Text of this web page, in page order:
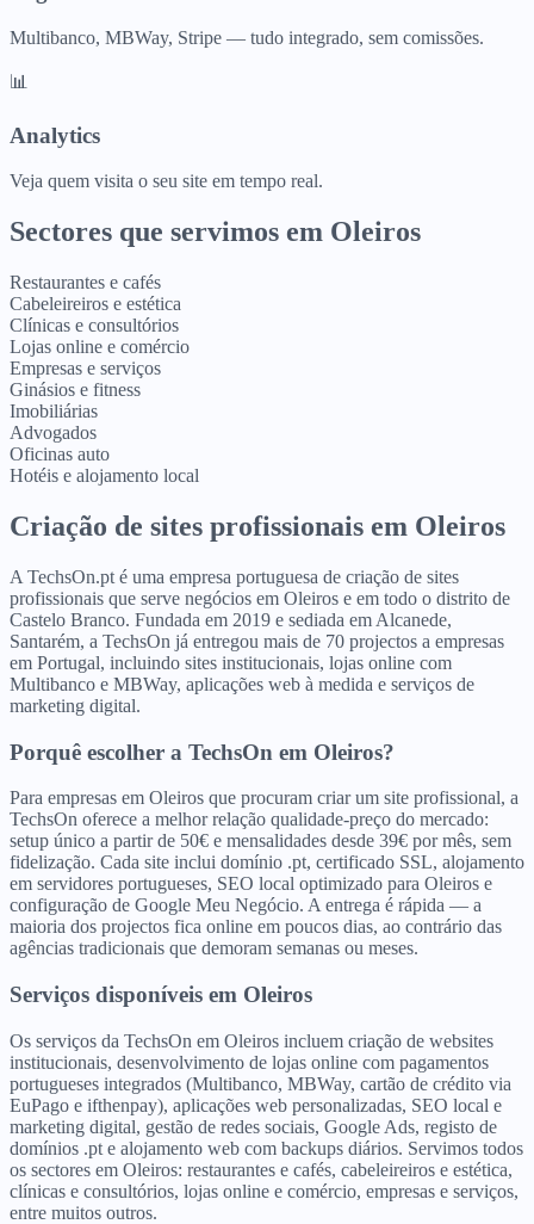
Multibanco, MBWay, Stripe — tudo integrado, sem comissões.
📊
Analytics
Veja quem visita o seu site em tempo real.
Sectores que servimos em Oleiros
Restaurantes e cafés
Cabeleireiros e estética
Clínicas e consultórios
Lojas online e comércio
Empresas e serviços
Ginásios e fitness
Imobiliárias
Advogados
Oficinas auto
Hotéis e alojamento local
Criação de sites profissionais em Oleiros
A TechsOn.pt é uma empresa portuguesa de criação de sites
profissionais que serve negócios em Oleiros e em todo o distrito de
Castelo Branco. Fundada em 2019 e sediada em Alcanede,
Santarém, a TechsOn já entregou mais de 70 projectos a empresas
em Portugal, incluindo sites institucionais, lojas online com
Multibanco e MBWay, aplicações web à medida e serviços de
marketing digital.
Porquê escolher a TechsOn em Oleiros?
Para empresas em Oleiros que procuram criar um site profissional, a
TechsOn oferece a melhor relação qualidade-preço do mercado:
setup único a partir de 50€ e mensalidades desde 39€ por mês, sem
fidelização. Cada site inclui domínio .pt, certificado SSL, alojamento
em servidores portugueses, SEO local optimizado para Oleiros e
configuração de Google Meu Negócio. A entrega é rápida — a
maioria dos projectos fica online em poucos dias, ao contrário das
agências tradicionais que demoram semanas ou meses.
Serviços disponíveis em Oleiros
Os serviços da TechsOn em Oleiros incluem criação de websites
institucionais, desenvolvimento de lojas online com pagamentos
portugueses integrados (Multibanco, MBWay, cartão de crédito via
EuPago e ifthenpay), aplicações web personalizadas, SEO local e
marketing digital, gestão de redes sociais, Google Ads, registo de
domínios .pt e alojamento web com backups diários. Servimos todos
os sectores em Oleiros: restaurantes e cafés, cabeleireiros e estética,
clínicas e consultórios, lojas online e comércio, empresas e serviços,
entre muitos outros.